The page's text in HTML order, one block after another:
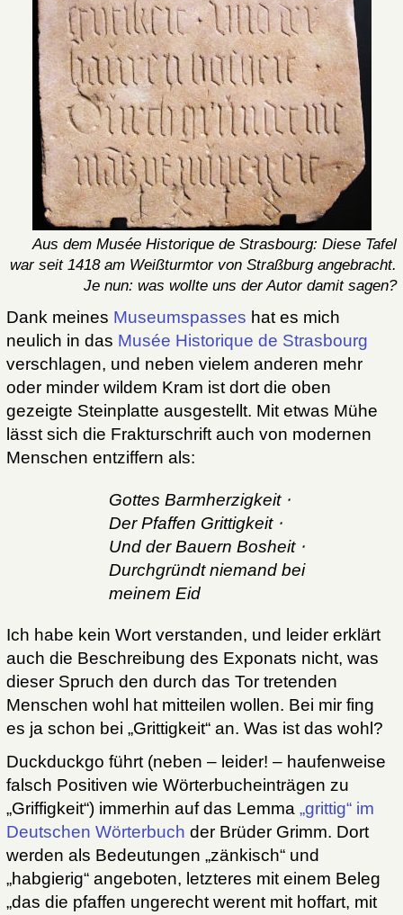
Aus dem Musée Historique de Strasbourg: Diese Tafel
war seit 1418 am Weißturmtor von Straßburg angebracht.
Je nun: was wollte uns der Autor damit sagen?
Dank meines Museumspasses hat es mich
neulich in das Musée Historique de Strasbourg
verschlagen, und neben vielem anderen mehr
oder minder wildem Kram ist dort die oben
gezeigte Steinplatte ausgestellt. Mit etwas Mühe
lässt sich die Frakturschrift auch von modernen
Menschen entziffern als:
Gottes Barmherzigkeit ⋅
Der Pfaffen Grittigkeit ⋅
Und der Bauern Bosheit ⋅
Durchgründt niemand bei
meinem Eid
Ich habe kein Wort verstanden, und leider erklärt
auch die Beschreibung des Exponats nicht, was
dieser Spruch den durch das Tor tretenden
Menschen wohl hat mitteilen wollen. Bei mir fing
es ja schon bei „Grittigkeit“ an. Was ist das wohl?
Duckduckgo führt (neben – leider! – haufenweise
falsch Positiven wie Wörterbucheinträgen zu
„Griffigkeit“) immerhin auf das Lemma „grittig“ im
Deutschen Wörterbuch der Brüder Grimm. Dort
werden als Bedeutungen „zänkisch“ und
„habgierig“ angeboten, letzteres mit einem Beleg
„das die pfaffen ungerecht werent mit hoffart, mit